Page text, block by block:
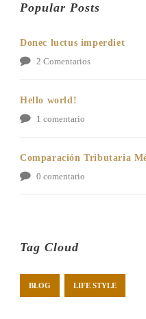
Popular Posts
Donec luctus imperdiet
2 Comentarios
Hello world!
1 comentario
Comparación Tributaria
0 comentario
Tag Cloud
BLOG LIFE STYLE